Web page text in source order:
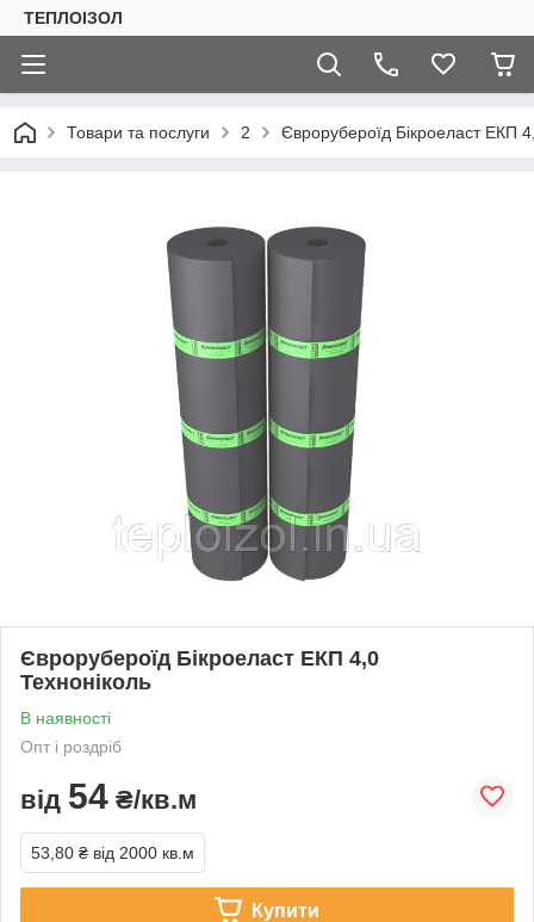
ТЕПЛОIЗОЛ
Товари та послуги 2 Єврорубероїд Бікроеласт ЕКП
Єврорубероїд Бікроеласт ЕКП 4,0
Техноніколь
В наявності
Опт і роздріб
від 54 ₴/кв.м
53,80 ₴ від 2000 кв.м
Купити